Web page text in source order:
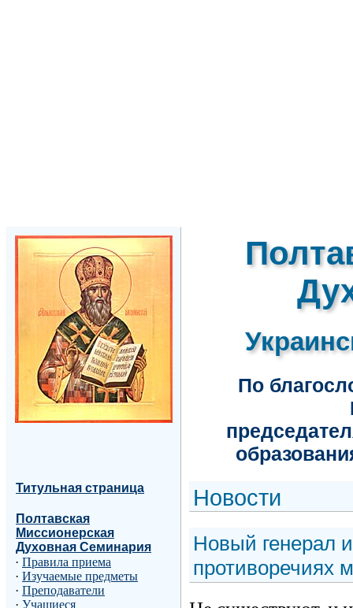
По
Титульная страница
Полтавская
Миссионерская
Духовная Семинария
· Правила приема
· Изучаемые предметы
· Преподаватели
· Учащиеся
Новости
Новый генерал
противоречиях